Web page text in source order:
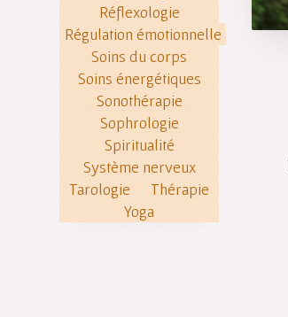
Réflexologie
Régulation émotionnelle
Soins du corps
Soins énergétiques
Sonothérapie
Sophrologie
Spiritualité
Système nerveux
Tarologie
Thérapie
Yoga